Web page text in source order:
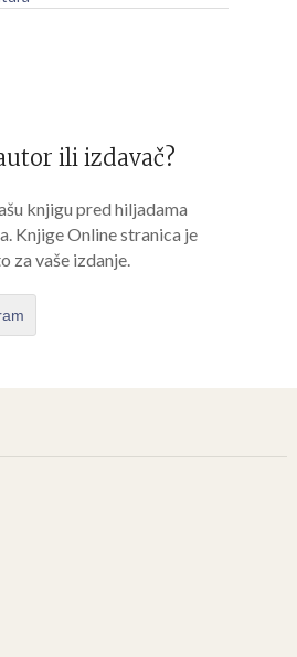
ili izdavač?
knjigu pred hiljadama
Knjige Online stranica je
za vaše izdanje.